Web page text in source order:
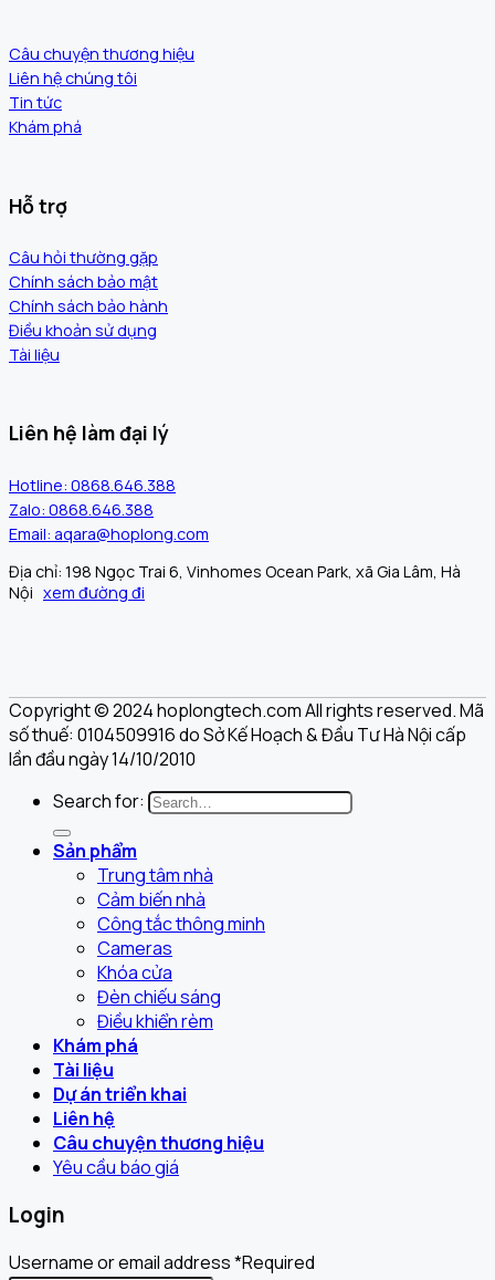
Câu chuyện thương hiệu
Liên hệ chúng tôi
Tin tức
Khám phá
Hỗ trợ
Câu hỏi thường gặp
Chính sách bảo mật
Chính sách bảo hành
Điều khoản sử dụng
Tài liệu
Liên hệ làm đại lý
Hotline: 0868.646.388
Zalo: 0868.646.388
Email: aqara@hoplong.com
Địa chỉ: 198 Ngọc Trai 6, Vinhomes Ocean Park, xã Gia Lâm, Hà
Nội xem đường đi
Copyright © 2024 hoplongtech.com All rights reserved. Mã
số thuế: 0104509916 do Sở Kế Hoạch & Đầu Tư Hà Nội cấp
lần đầu ngày 14/10/2010
Search for:
Sản phẩm
Trung tâm nhà
Cảm biến nhà
Công tắc thông minh
Cameras
Khóa cửa
Đèn chiếu sáng
Điều khiển rèm
Khám phá
Tài liệu
Dự án triển khai
Liên hệ
Câu chuyện thương hiệu
Yêu cầu báo giá
Login
Username or email address*Required